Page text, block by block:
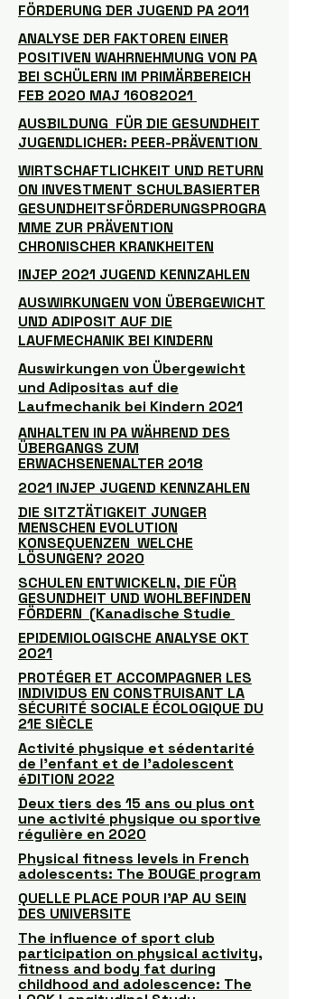
FÖRDERUNG DER JUGEND PA 2011
ANALYSE DER FAKTOREN EINER
POSITIVEN WAHRNEHMUNG VON PA
BEI SCHÜLERN IM PRIMÄRBEREICH
FEB 2020 MAJ 16082021
AUSBILDUNG FÜR DIE GESUNDHEIT
JUGENDLICHER: PEER-PRÄVENTION
WIRTSCHAFTLICHKEIT UND RETURN
ON INVESTMENT SCHULBASIERTER
GESUNDHEITSFÖRDERUNGSPROGRA
MME ZUR PRÄVENTION
CHRONISCHER KRANKHEITEN
INJEP 2021 JUGEND KENNZAHLEN
AUSWIRKUNGEN VON ÜBERGEWICHT
UND ADIPOSIT AUF DIE
LAUFMECHANIK BEI KINDERN
Auswirkungen von Übergewicht
und Adipositas auf die
Laufmechanik bei Kindern 2021
ANHALTEN IN PA WÄHREND DES
ÜBERGANGS ZUM
ERWACHSENENALTER 2018
2021 INJEP JUGEND KENNZAHLEN
DIE SITZTÄTIGKEIT JUNGER
MENSCHEN EVOLUTION
KONSEQUENZEN WELCHE
LÖSUNGEN? 2020
SCHULEN ENTWICKELN, DIE FÜR
GESUNDHEIT UND WOHLBEFINDEN
FÖRDERN (Kanadische Studie
EPIDEMIOLOGISCHE ANALYSE OKT
2021
PROTÉGER ET ACCOMPAGNER LES
INDIVIDUS EN CONSTRUISANT LA
SÉCURITÉ SOCIALE ÉCOLOGIQUE DU
21E SIÈCLE
Activité physique et sédentarité
de l’enfant et de l’adolescent
éDITION 2022
Deux tiers des 15 ans ou plus ont
une activité physique ou sportive
régulière en 2020
Physical fitness levels in French
adolescents: The BOUGE program
QUELLE PLACE POUR l'AP AU SEIN
DES UNIVERSITE
The influence of sport club
participation on physical activity,
fitness and body fat during
childhood and adolescence: The